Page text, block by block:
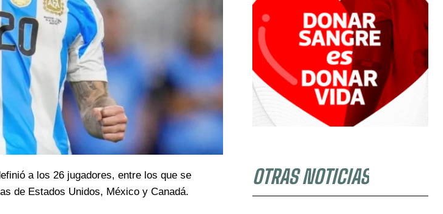
a los 26 jugadores, entre los que se
de Estados Unidos, México y Canadá.
OTRAS NOTICIAS